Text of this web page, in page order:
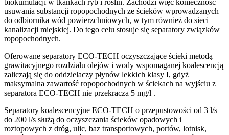
usuwania substancji ropopochodnych ze ścieków wprowadzanych
do odbiornika wód powierzchniowych, w tym również do sieci
kanalizacji miejskiej. Do tego celu stosuje się separatory związków
ropopochodnych.
Oferowane separatory ECO-TECH oczyszczające ścieki metodą
grawitacyjnego rozdziału olejów i wody wspomaganej koalescencją
zaliczają się do oddzielaczy płynów lekkich klasy I, gdyż
maksymalna zawartość ropopochodnych w ściekach na wyjściu z
separatora ECO-TECH nie przekracza 5 mg/l .
Separatory koalescencyjne ECO-TECH o przepustowości od 3 l/s
do 200 l/s służą do oczyszczania ścieków opadowych i
roztopowych z dróg, ulic, baz transportowych, portów, lotnisk,